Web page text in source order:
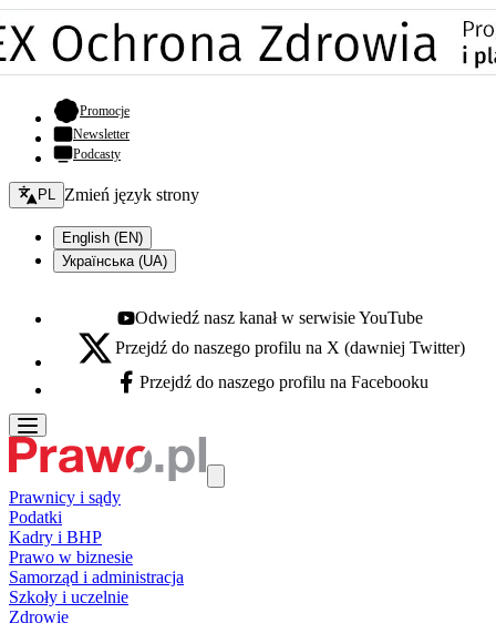
Promocje- otwiera się w nowej karcie
Newsletter
Podcasty
Zmień język - bieżący:
PL Zmień język strony
English (EN)
Українська (UA)
Youtube - otwiera się w nowej karcie
Odwiedź nasz kanał w serwisie YouTube
X - otwiera się w nowej karcie
Przejdź do naszego profilu na X (dawniej Twitter)
Facebook - otwiera się w nowej karcie
Przejdź do naszego profilu na Facebooku
Prawnicy i sądy
Podatki
Kadry i BHP
Prawo w biznesie
Samorząd i administracja
Szkoły i uczelnie
Zdrowie